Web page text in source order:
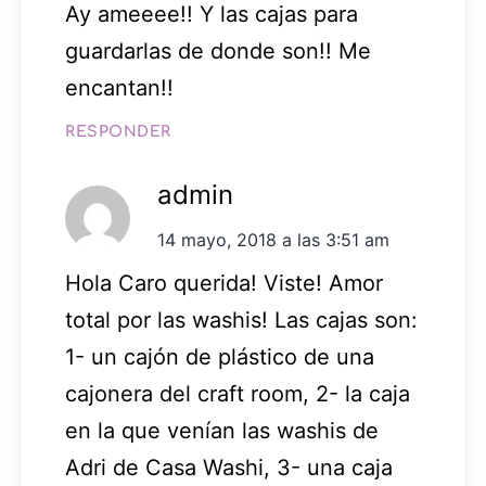
Ay ameeee!! Y las cajas para
guardarlas de donde son!! Me
encantan!!
RESPONDER
admin
14 mayo, 2018 a las 3:51 am
Hola Caro querida! Viste! Amor
total por las washis! Las cajas son:
1- un cajón de plástico de una
cajonera del craft room, 2- la caja
en la que venían las washis de
Adri de Casa Washi, 3- una caja